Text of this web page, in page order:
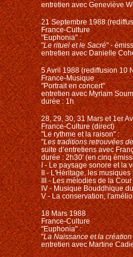
entretien avec Geneviève
21 Septembre 1988 (red
France-Culture
"Euphonia" :
"Le rituel et le Sacré" -
entretien avec Danielle
5 Avril 1988 (rediffusion10
France-Musique
"Portrait en concert"
entretien avec Myriam
durée : 1h
28, 29, 30, 31 Mars et 1er
France-Culture (direct)
"Le rythme et la raison" :
"Les traditions retrouvées
suite d’entretiens avec
durée : 2h30' (en cinq
I - Le paysage sonore et la
II - L'Héritage, les
III - Les mélodies de la
IV - Musique Bouddhique
V - La conservation,
18 Mars 1988
France-Culture
"Euphonia" :
"La Naissance et la
entretien avec Martine